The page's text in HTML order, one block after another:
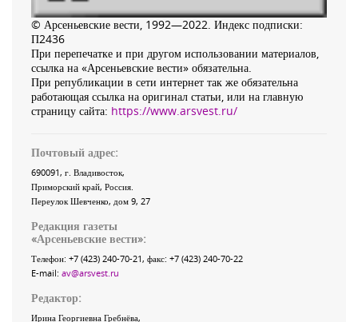
© Арсеньевские вести, 1992—2022. Индекс подписки:
П2436
При перепечатке и при другом использовании материалов,
ссылка на «Арсеньевские вести» обязательна.
При републикации в сети интернет так же обязательна
работающая ссылка на оригинал статьи, или на главную
страницу сайта: https://www.arsvest.ru/
Почтовый адрес:
690091, г. Владивосток,
Приморский край, Россия.
Переулок Шевченко, дом 9, 27
Редакция газеты
«Арсеньевские вести»:
Телефон: +7 (423) 240-70-21, факс: +7 (423) 240-70-22
E-mail: av@arsvest.ru
Редактор:
Ирина Георгиевна Гребнёва,